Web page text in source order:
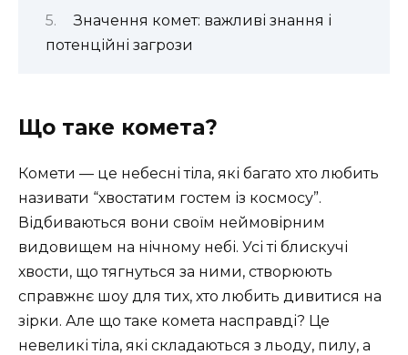
Значення комет: важливі знання і
потенційні загрози
Що таке комета?
Комети — це небесні тіла, які багато хто любить
називати “хвостатим гостем із космосу”.
Відбиваються вони своїм неймовірним
видовищем на нічному небі. Усі ті блискучі
хвости, що тягнуться за ними, створюють
справжнє шоу для тих, хто любить дивитися на
зірки. Але що таке комета насправді? Це
невеликі тіла, які складаються з льоду, пилу, а